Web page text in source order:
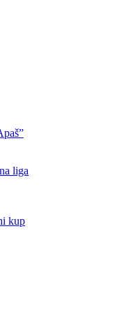
liga
kup